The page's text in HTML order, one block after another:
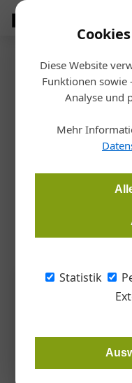
Diese Website
Funktionen
Analyse und
Mehr
Statistik
Vom
Gernot Paul Wagner
Die rund 500
Teil einer